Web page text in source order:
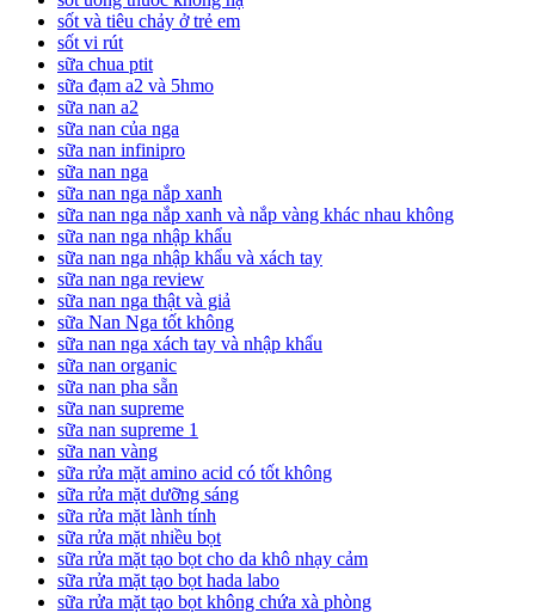
sốt và tiêu chảy ở trẻ em
sốt vi rút
sữa chua ptit
sữa đạm a2 và 5hmo
sữa nan a2
sữa nan của nga
sữa nan infinipro
sữa nan nga
sữa nan nga nắp xanh
sữa nan nga nắp xanh và nắp vàng khác nhau không
sữa nan nga nhập khẩu
sữa nan nga nhập khẩu và xách tay
sữa nan nga review
sữa nan nga thật và giả
sữa Nan Nga tốt không
sữa nan nga xách tay và nhập khẩu
sữa nan organic
sữa nan pha sẵn
sữa nan supreme
sữa nan supreme 1
sữa nan vàng
sữa rửa mặt amino acid có tốt không
sữa rửa mặt dưỡng sáng
sữa rửa mặt lành tính
sữa rửa mặt nhiều bọt
sữa rửa mặt tạo bọt cho da khô nhạy cảm
sữa rửa mặt tạo bọt hada labo
sữa rửa mặt tạo bọt không chứa xà phòng